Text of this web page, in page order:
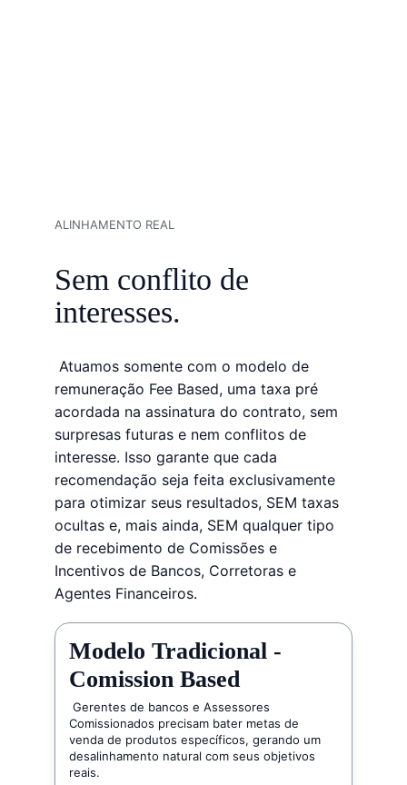
ALINHAMENTO REAL
Sem conflito de
interesses.
remuneração Fee Based, uma taxa pré
acordada na assinatura do contrato, sem
surpresas futuras e nem conflitos de
interesse. Isso garante que cada
recomendação seja feita exclusivamente
para otimizar seus resultados, SEM taxas
ocultas e, mais ainda, SEM qualquer tipo
de recebimento de Comissões e
Incentivos de Bancos, Corretoras e
Agentes Financeiros.
Modelo Tradicional -
Comission Based
Comissionados precisam bater metas de
venda de produtos específicos, gerando um
desalinhamento natural com seus objetivos
reais.